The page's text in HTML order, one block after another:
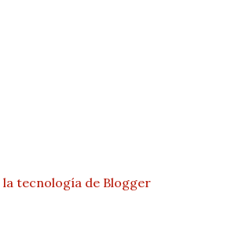
la tecnología de Blogger